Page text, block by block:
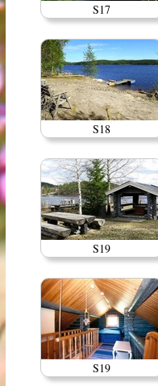
S17
S18
S19
S19